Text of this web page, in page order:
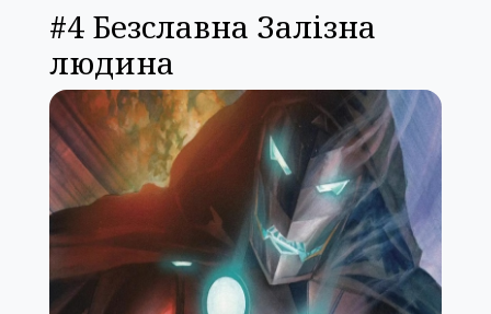
#4 Безславна Залізна
людина